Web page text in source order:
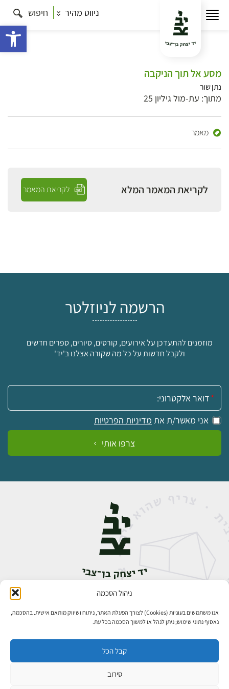
ניהול הסכמה
אנו משתמשים בעוגיות (Cookies) לצורך הפעלת האתר, ניתוח ושיווק מותאם אישית. בהסכמה,
נאסוף נתוני שימוש; ניתן לנהל או למשוך הסכמה בכל עת.
קבל הכל
סירוב
ניווט מהיר חיפוש
מסע אל תוך הניקבה
נתן שור
מתוך: עת-מול גיליון 25
מאמר
לקריאת המאמר המלא לקריאת המאמר
הרשמה לניוזלטר
מוזמנים להתעדכן על אירועים, קורסים, סיורים, ספרים חדשים
ולקבל חדשות על כל מה שקורה אצלנו ב'יד'
אימייל:
אני מאשר/ת את מדיניות הפרטיות
צרפו אותי
אבן גבירול 14, רחביה, ירושלים